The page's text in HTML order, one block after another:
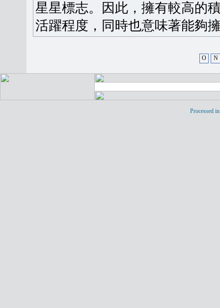
星星標志。因此，擁有較高的
活躍程度，同時也意味著能夠
O N
Processed